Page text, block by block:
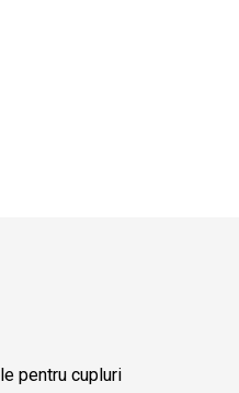
pentru cupluri